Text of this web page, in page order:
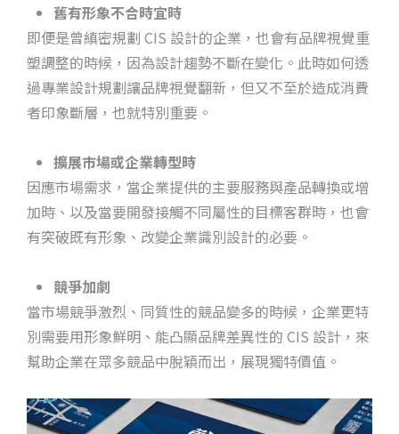
舊有形象不合時宜時
即便是曾縝密規劃 CIS 設計的企業，也會有品牌視覺重
塑調整的時候，因為設計趨勢不斷在變化。此時如何透
過專業設計規劃讓品牌視覺翻新，但又不至於造成消費
者印象斷層，也就特別重要。
擴展市場或企業轉型時
因應市場需求，當企業提供的主要服務與產品轉換或增
加時、以及當要開發接觸不同屬性的目標客群時，也會
有突破既有形象、改變企業識別設計的必要。
競爭加劇
當市場競爭激烈、同質性的競品變多的時候，企業更特
別需要用形象鮮明、能凸顯品牌差異性的 CIS 設計，來
幫助企業在眾多競品中脫穎而出，展現獨特價值。